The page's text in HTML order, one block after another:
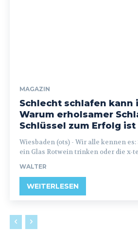
MAGAZIN
Schlecht schlafen kann
Warum erholsamer
Schlüssel zum Erfolg ist
Wiesbaden (ots) - Wir alle kennen es: Schäfchen zählen,
ein Glas Rotwein trinken oder die x-
WALTER
WEITERLESEN